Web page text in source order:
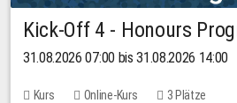
Kick-Off 4 - Honours
31.08.2026 07:00 bis 31.08.2026 14:00
Kurs Online-Kurs 3 Plätze